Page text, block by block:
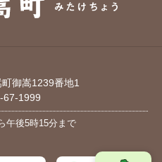
御嵩1239番地1
1999
午後5時15分まで